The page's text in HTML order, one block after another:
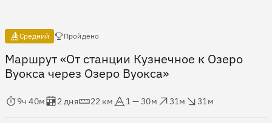
Средний Пройдено
Маршрут «От станции Кузнечное к Озеро
Вуокса через Озеро Вуокса»
в пути
9ч 40м
Оценка в днях
2 дня
Дистанция
22 км
Абсолютная высота
1 — 30м
Набор высоты
31м
Сброс высоты
31м